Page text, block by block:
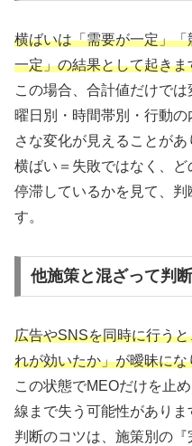
横ばいは「需要が一定」
一定」の結果として起きま
この場合、合計値だけでは
曜日別・時間帯別・行動
さな変化が見えることがあ
横ばい＝失敗ではなく、
停滞しているかを見て、
す。
他施策と混ざって判
広告やSNSを同時に行う
れが効いたか」が曖昧にな
この状態でMEOだけを止
線まで失う可能性がありま
判断のコツは、施策別の